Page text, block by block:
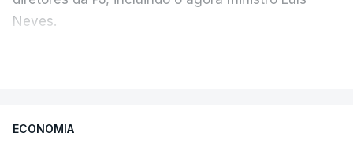
Neves.
Não há prazos fixados para a conclusão desta
ECONOMIA